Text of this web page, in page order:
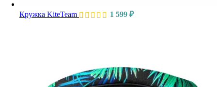
Кружка KiteTeam 1 599 ₽